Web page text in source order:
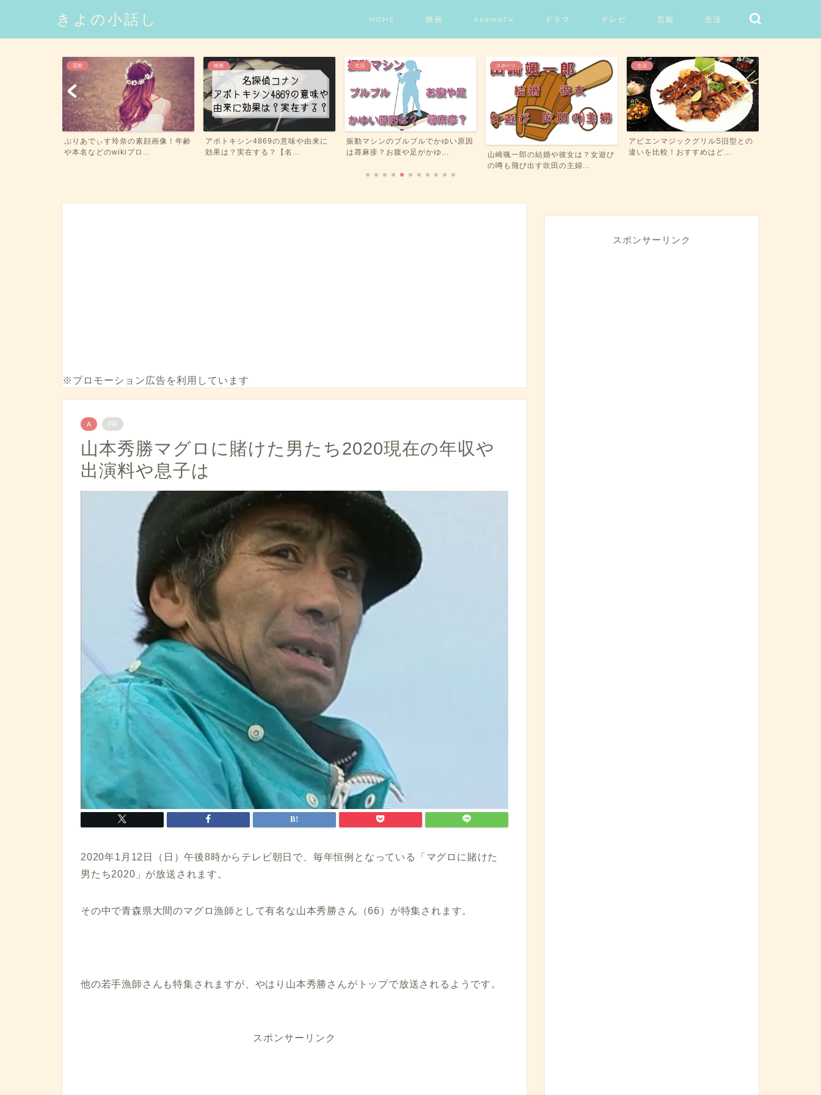
きよの小話し HOME 映画 AbemaTV ドラマ テレビ 芸能 生活
映画
アポトキシン4869の意味や由来に
効果は？実在する？【名...
生活
振動マシンのブルブルでかゆい原因
は蕁麻疹？お腹や足がかゆ...
スポーツ
山崎颯一郎の結婚や彼女は？女遊び
生活
アビエンマジックグリルS旧型との
違いを比較！おすすめはど...
生活
アビエンマジックグリルの口コミや
使い方は？煙や油はねデメ...
※プロモーション広告を利用しています
A PR
山本秀勝マグロに賭けた男たち2020現在の年収や
出演料や息子は
2020年1月12日（日）午後8時からテレビ朝日で、毎年恒例となっている「マグロに賭けた
男たち2020」が放送されます。
その中で青森県大間のマグロ漁師として有名な山本秀勝さん（66）が特集されます。
他の若手漁師さんも特集されますが、やはり山本秀勝さんがトップで放送されるようです。
スポンサーリンク
スポンサーリンク